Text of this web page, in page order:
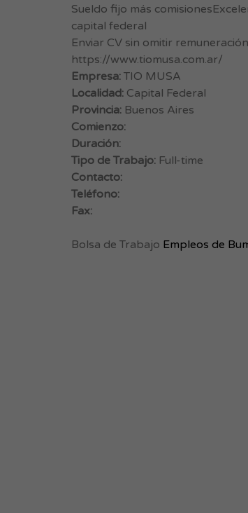
Sueldo fijo más
capital federal
Enviar CV sin omitir
https://www.tiomusa.com.ar/
Empresa: TIO MUSA
Localidad: Capital Federal
Provincia: Buenos Aires
Comienzo:
Duración:
Tipo de Trabajo: Full-time
Contacto:
Teléfono:
Fax:
Bolsa de Trabajo Empleos de